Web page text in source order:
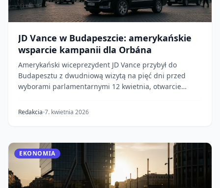
JD Vance w Budapeszcie: amerykańskie
wsparcie kampanii dla Orbána
Amerykański wiceprezydent JD Vance przybył do
Budapesztu z dwudniową wizytą na pięć dni przed
wyborami parlamentarnymi 12 kwietnia, otwarcie
Redakcia 7. kwietnia 2026
EKONOMIA